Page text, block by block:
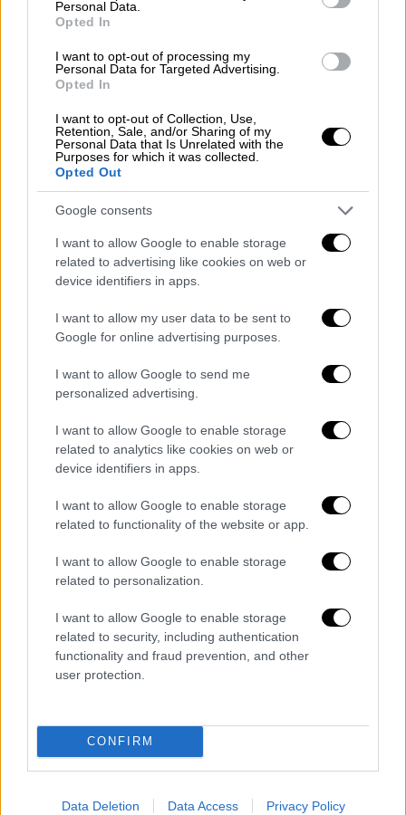
Personal Data.
Opted In
I want to opt-out of processing my
Personal Data for Targeted Advertising.
Opted In
I want to opt-out of Collection, Use,
Retention, Sale, and/or Sharing of my
Personal Data that Is Unrelated with the
Purposes for which it was collected.
Opted Out
Google consents
I want to allow Google to enable storage
related to advertising like cookies on web or
device identifiers in apps.
I want to allow my user data to be sent to
Google for online advertising purposes.
I want to allow Google to send me
personalized advertising.
I want to allow Google to enable storage
related to analytics like cookies on web or
device identifiers in apps.
I want to allow Google to enable storage
related to functionality of the website or app.
I want to allow Google to enable storage
related to personalization.
I want to allow Google to enable storage
related to security, including authentication
functionality and fraud prevention, and other
user protection.
CONFIRM
Data Deletion Data Access Privacy Policy
βυθός
POPULAR VIDEOS
Μεσημεριανό... 09.08.2026 14:15
Μεσημεριανό δελτίο ειδήσεων
ΑΠΟΣΠΑΣΜΑΤΑ...|09.08.2026 14:03
περιφέρειες
ΑΠΟΣΠΑΣΜΑΤΑ...|09.08.2026 14:09
Εξονυχιστικοί έλεγχοι Ιταλών
ταξιδιωτών από τους Ισπανούς